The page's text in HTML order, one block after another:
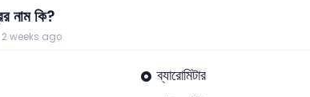
নাম কি?
weeks ago
ব্যারোমিটার